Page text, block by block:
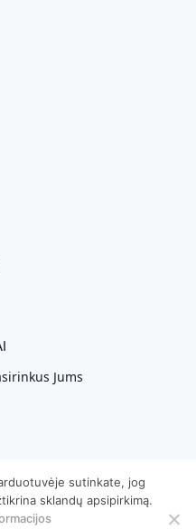
Jums
sutinkate, jog
sklandų apsipirkimą.